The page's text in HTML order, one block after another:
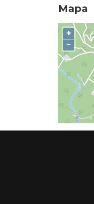
Mapa
+
−